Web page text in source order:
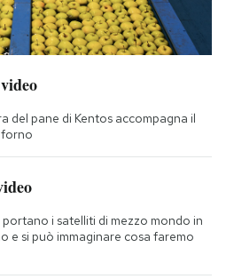
del pane di Kentos accompagna il
forno
i satelliti di mezzo mondo in
e si può immaginare cosa faremo